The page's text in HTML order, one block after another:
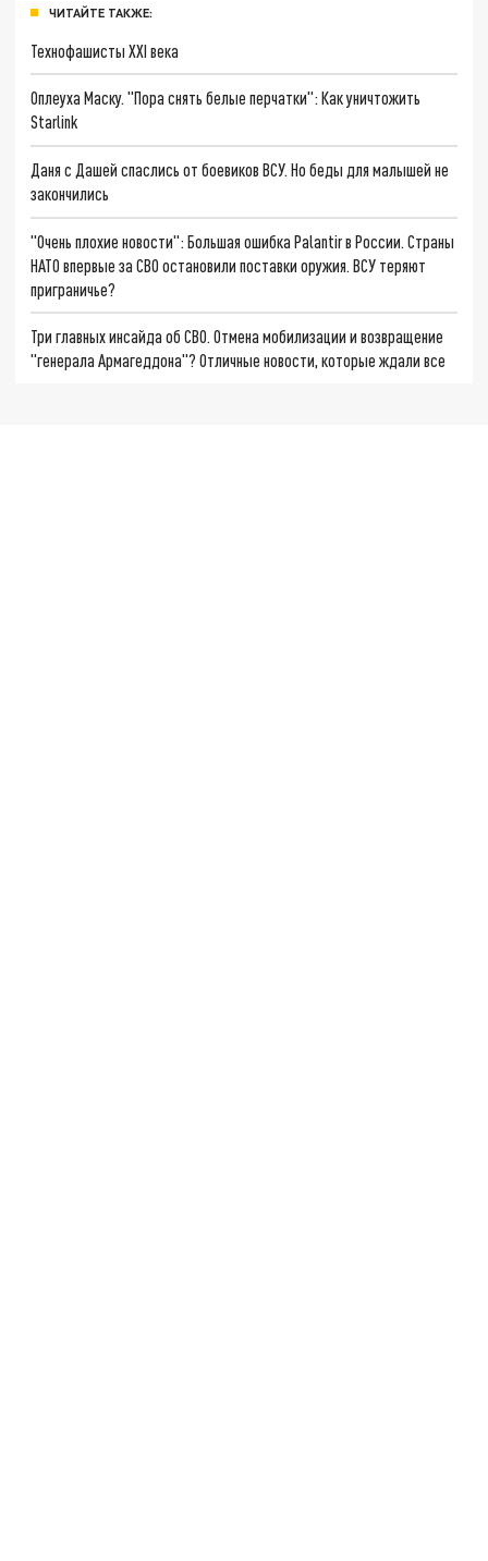
ЧИТАЙТЕ ТАКЖЕ:
Технофашисты XXI века
Оплеуха Маску. "Пора снять белые перчатки": Как уничтожить
Starlink
Даня с Дашей спаслись от боевиков ВСУ. Но беды для малышей не
закончились
"Очень плохие новости": Большая ошибка Palantir в России. Страны
НАТО впервые за СВО остановили поставки оружия. ВСУ теряют
приграничье?
Три главных инсайда об СВО. Отмена мобилизации и возвращение
"генерала Армагеддона"? Отличные новости, которые ждали все